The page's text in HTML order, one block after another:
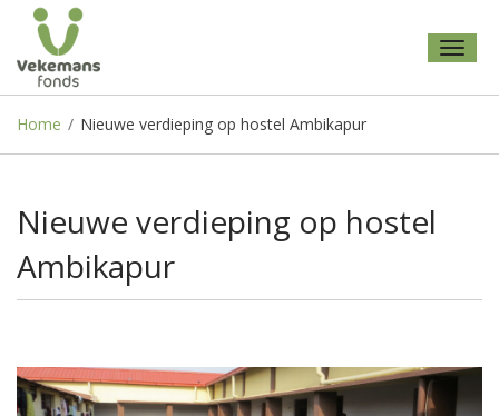
Home / Nieuwe verdieping op hostel Ambikapur
Nieuwe verdieping op hostel
Ambikapur